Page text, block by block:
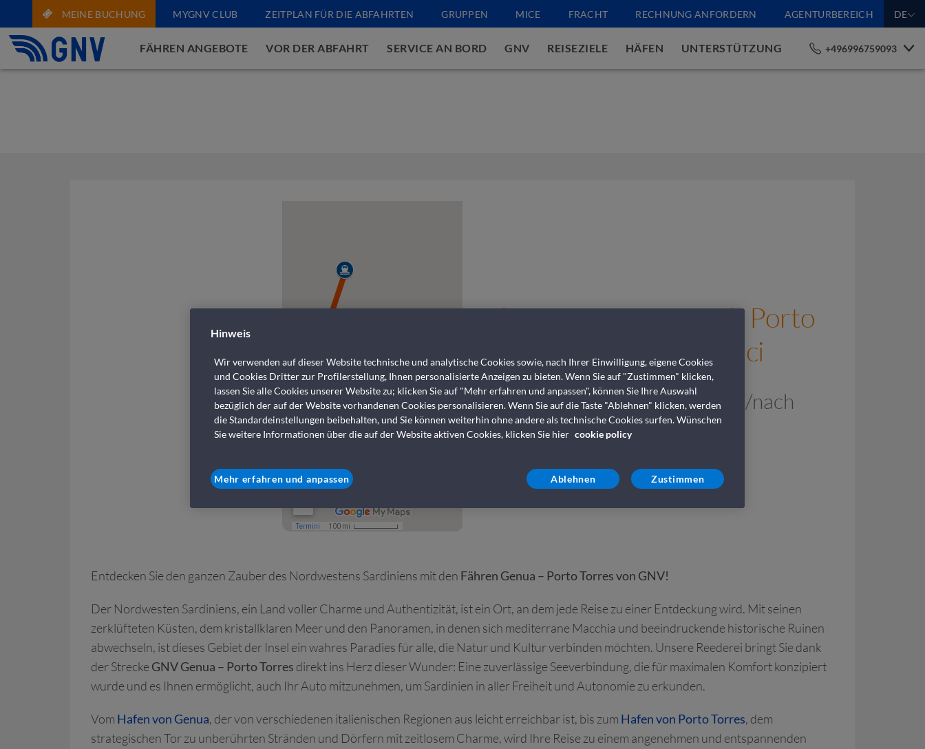
MEINE BUCHUNG MYGNV CLUB ZEITPLAN FÜR DIE ABFAHRTEN GRUPPEN MICE FRACHT RECHNUNG ANFORDERN AGENTURBEREICH DE
FÄHREN ANGEBOTE VOR DER ABFAHRT SERVICE AN BORD GNV REISEZIELE HÄFEN UNTERSTÜTZUNG +496996759093
Fähren von Genua nach Porto
Torres Grandi Navi Veloci
Buchen Sie jetzt Ihre Fähre von/nach
Sardinien
Entdecken Sie den ganzen Zauber des Nordwestens Sardiniens mit den Fähren Genua – Porto Torres von GNV!
Der Nordwesten Sardiniens, ein Land voller Charme und Authentizität, ist ein Ort, an dem jede Reise zu einer Entdeckung wird. Mit seinen
zerklüfteten Küsten, dem kristallklaren Meer und den Panoramen, in denen sich mediterrane Macchia und beeindruckende historische Ruinen
abwechseln, ist dieses Gebiet der Insel ein wahres Paradies für alle, die Natur und Kultur verbinden möchten. Unsere Reederei bringt Sie dank
der StreckeGNV Genua – Porto Torres direkt ins Herz dieser Wunder: Eine zuverlässige Seeverbindung, die für maximalen Komfort konzipiert
wurde und es Ihnen ermöglicht, auch Ihr Auto mitzunehmen, um Sardinien in aller Freiheit und Autonomie zu erkunden.
Vom Hafen von Genua, der von verschiedenen italienischen Regionen aus leicht erreichbar ist, bis zum Hafen von Porto Torres, dem
strategischen Tor zu unberührten Stränden und Dörfern mit zeitlosem Charme, wird Ihre Reise zu einem angenehmen und entspannenden
Hinweis
Wir verwenden auf dieser Website technische und analytische Cookies sowie, nach Ihrer Einwilligung, eigene Cookies
und Cookies Dritter zur Profilerstellung, Ihnen personalisierte Anzeigen zu bieten. Wenn Sie auf "Zustimmen" klicken,
lassen Sie alle Cookies unserer Website zu; klicken Sie auf "Mehr erfahren und anpassen", können Sie Ihre Auswahl
bezüglich der auf der Website vorhandenen Cookies personalisieren. Wenn Sie auf die Taste "Ablehnen" klicken, werden
die Standardeinstellungen beibehalten, und Sie können weiterhin ohne andere als technische Cookies surfen. Wünschen
Sie weitere Informationen über die auf der Website aktiven Cookies, klicken Sie hier cookie policy
Mehr erfahren und anpassen Ablehnen Zustimmen